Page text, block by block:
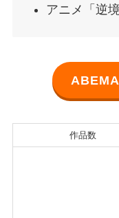
アニメ「逆
作品数